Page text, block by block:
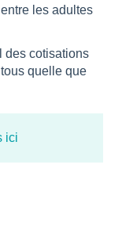
les adultes
des cotisations
quelle que
ici